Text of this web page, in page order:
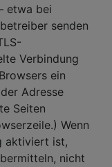
etwa bei
senden
Verbindung
ein
Adresse
Seiten
Wenn
aktiviert ist,
nicht